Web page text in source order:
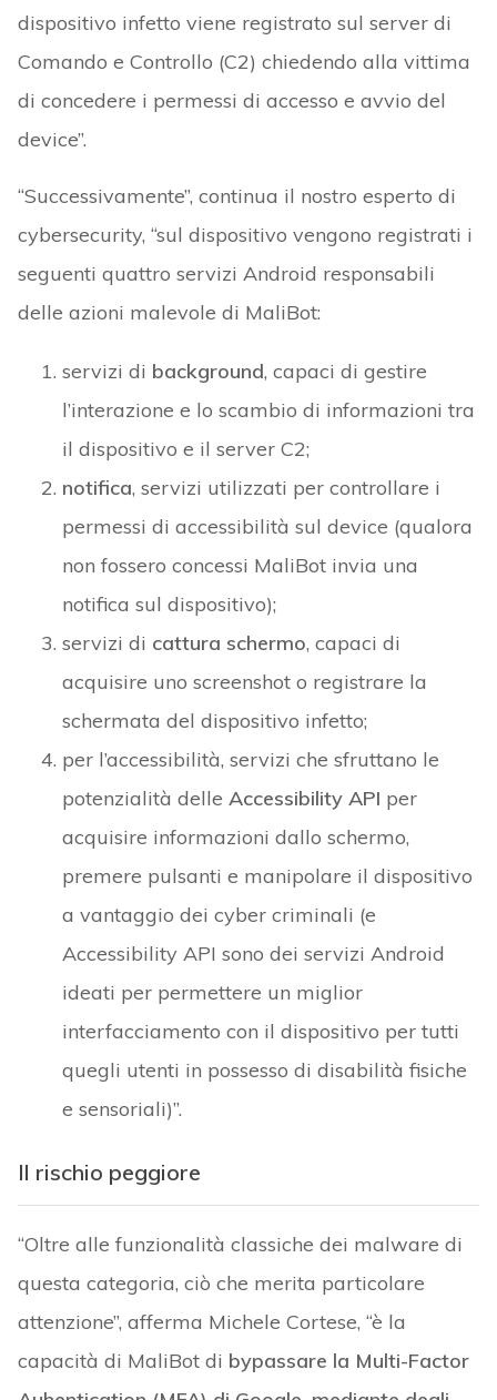
dispositivo infetto viene registrato sul server di
Comando e Controllo (C2) chiedendo alla vittima
di concedere i permessi di accesso e avvio del
device”.
“Successivamente”, continua il nostro esperto di
cybersecurity, “sul dispositivo vengono registrati i
seguenti quattro servizi Android responsabili
delle azioni malevole di MaliBot:
servizi di background, capaci di gestire
l’interazione e lo scambio di informazioni tra
il dispositivo e il server C2;
notifica, servizi utilizzati per controllare i
permessi di accessibilità sul device (qualora
non fossero concessi MaliBot invia una
notifica sul dispositivo);
servizi di cattura schermo, capaci di
acquisire uno screenshot o registrare la
schermata del dispositivo infetto;
per l’accessibilità, servizi che sfruttano le
potenzialità delle Accessibility API per
acquisire informazioni dallo schermo,
premere pulsanti e manipolare il dispositivo
a vantaggio dei cyber criminali (e
Accessibility API sono dei servizi Android
ideati per permettere un miglior
interfacciamento con il dispositivo per tutti
quegli utenti in possesso di disabilità fisiche
e sensoriali)”.
Il rischio peggiore
“Oltre alle funzionalità classiche dei malware di
questa categoria, ciò che merita particolare
attenzione”, afferma Michele Cortese, “è la
capacità di MaliBot di bypassare la Multi-Factor